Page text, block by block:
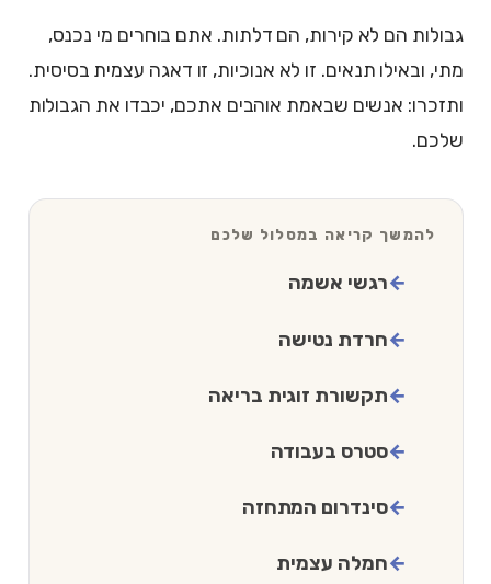
גבולות הם לא קירות, הם דלתות. אתם בוחרים מי נכנס,
מתי, ובאילו תנאים. זו לא אנוכיות, זו דאגה עצמית בסיסית.
ותזכרו: אנשים שבאמת אוהבים אתכם, יכבדו את הגבולות
שלכם.
להמשך קריאה במסלול שלכם
רגשי אשמה
חרדת נטישה
תקשורת זוגית בריאה
סטרס בעבודה
סינדרום המתחזה
חמלה עצמית